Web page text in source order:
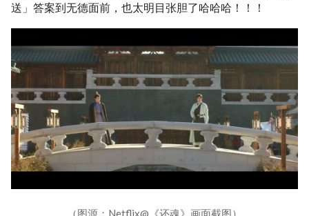
送」答案到无德面前，也太明目张胆了哈哈哈！！！
（图源：Netflix@《还魂》画面截图）